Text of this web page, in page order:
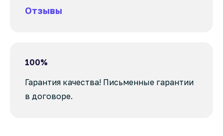
Отзывы
100%
Гарантия качества! Письменные гарантии
в договоре.